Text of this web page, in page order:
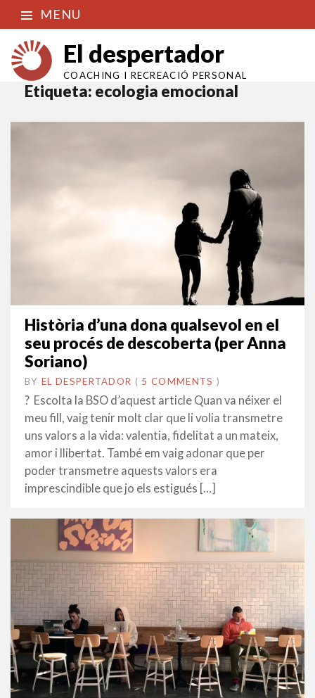
MENU
El despertador
COACHING I RECREACIÓ PERSONAL
Etiqueta: ecologia emocional
Història d’una dona qualsevol en el
seu procés de descoberta (per Anna
Soriano)
BY EL DESPERTADOR ON
29
SETEMBRE
•( 5 COMMENTS )
? Escolta la BSO d’aquest article Quan va néixer el
meu fill, vaig tenir molt clar que li volia transmetre
uns valors a la vida: valentia, fidelitat a un mateix,
amor i llibertat. També em vaig adonar que per
poder transmetre aquests valors era
imprescindible que jo els estigués […]